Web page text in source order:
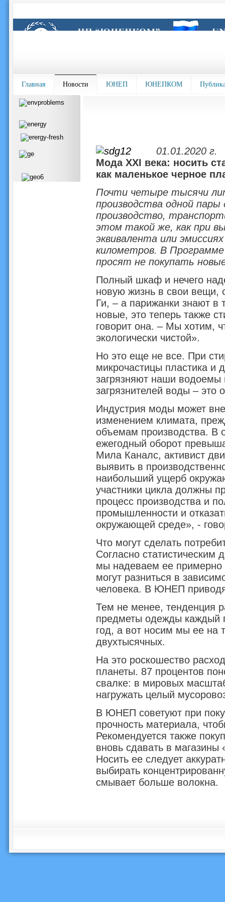
Главная Новости ЮНЕП ЮНЕПКОМ
01.01.2020 г.
Мода XXI века: носить
как маленькое черное
Почти четыре тысячи
производства одной пары
производство,
этом такой же, как при
эквивалента или
километров. В
просят не покупать
Полный шкаф и нечего
новую жизнь в свои вещи,
Ги, – а парижанки знают в
новые, это теперь также
говорит она. – Мы хотим,
экологически чистой».
Но это еще не все. При
микрочастицы пластика и
загрязняют наши водоемы
загрязнителей воды – это
Индустрия моды может
изменением климата,
объемам производства. В
ежегодный оборот
Мила Каналс, активист
выявить в
наибольший ущерб
участники цикла должны
процесс производства и
промышленности и
окружающей среде», -
Что могут сделать
Согласно
мы надеваем ее примерно
могут разниться в
человека. В ЮНЕП
Тем не менее, тенденция
предметы одежды каждый
год, а вот носим мы ее на
двухтысячных.
На это роскошество
планеты. 87 процентов
свалке: в мировых
нагружать целый
В ЮНЕП советуют при
прочность материала,
Рекомендуется также
вновь сдавать в магазины
Носить ее следует
выбирать
смывает больше волокна.